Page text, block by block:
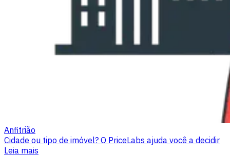
Anfitrião
Cidade ou tipo de imóvel? O PriceLabs ajuda você a decidir
Leia mais